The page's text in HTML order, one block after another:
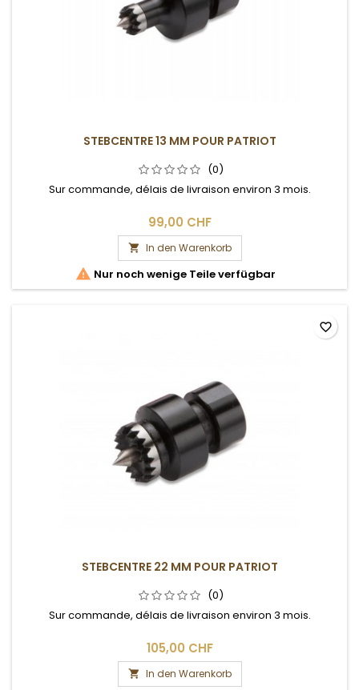
STEBCENTRE 13 MM POUR PATRIOT
(0)
Sur commande, délais de livraison environ 3 mois.
99,00 CHF
 In den Warenkorb
 Nur noch wenige Teile verfügbar
STEBCENTRE 22 MM POUR PATRIOT
(0)
Sur commande, délais de livraison environ 3 mois.
105,00 CHF
 In den Warenkorb
favorite_border